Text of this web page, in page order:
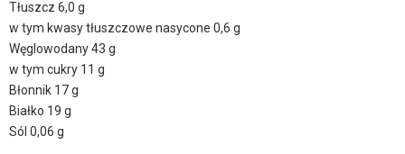
Tłuszcz 6,0 g
w tym kwasy tłuszczowe nasycone 0,6 g
Węglowodany 43 g
w tym cukry 11 g
Błonnik 17 g
Białko 19 g
Sól 0,06 g